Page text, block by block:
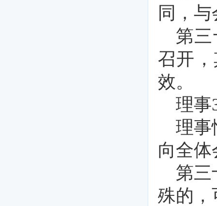
同，
第
召开
效。
理事
理事
向全
第三
殊的，